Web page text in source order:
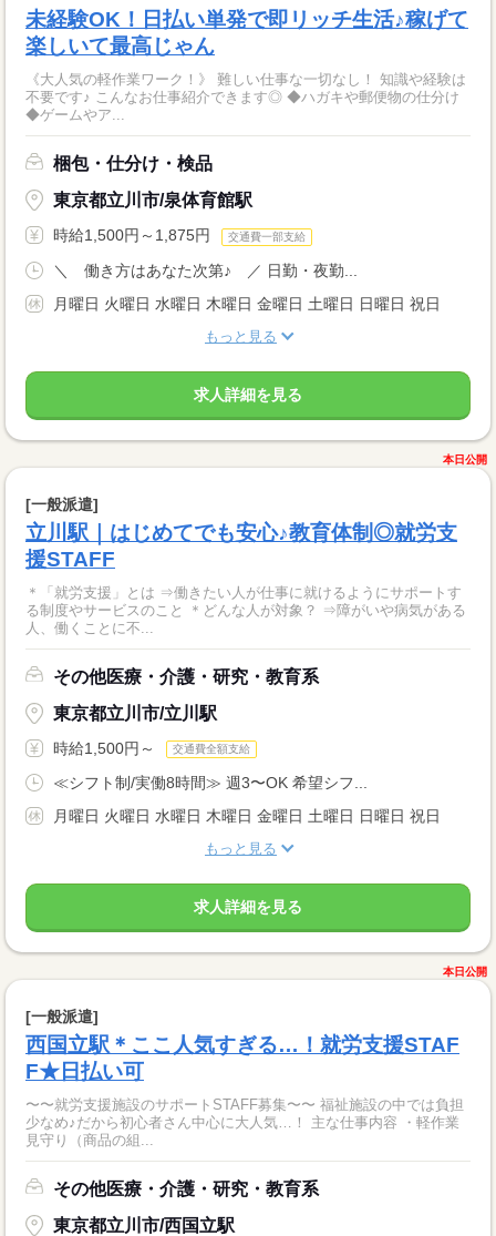
未経験OK！日払い単発で即リッチ生活♪稼げて
楽しいて最高じゃん
《大人気の軽作業ワーク！》 難しい仕事な一切なし！ 知識や経験は
不要です♪ こんなお仕事紹介できます◎ ◆ハガキや郵便物の仕分け
◆ゲームやア...
梱包・仕分け・検品
東京都立川市/泉体育館駅
時給1,500円～1,875円 交通費一部支給
＼ 働き方はあなた次第♪ ／ 日勤・夜勤...
月曜日 火曜日 水曜日 木曜日 金曜日 土曜日 日曜日 祝日
もっと見る
求人詳細を見る
本日公開
[一般派遣]
立川駅｜はじめてでも安心♪教育体制◎就労支
援STAFF
＊「就労支援」とは ⇒働きたい人が仕事に就けるようにサポートす
る制度やサービスのこと ＊どんな人が対象？ ⇒障がいや病気がある
人、働くことに不...
その他医療・介護・研究・教育系
東京都立川市/立川駅
時給1,500円～ 交通費全額支給
≪シフト制/実働8時間≫ 週3〜OK 希望シフ...
月曜日 火曜日 水曜日 木曜日 金曜日 土曜日 日曜日 祝日
もっと見る
求人詳細を見る
本日公開
[一般派遣]
西国立駅＊ここ人気すぎる…！就労支援STAF
F★日払い可
〜〜就労支援施設のサポートSTAFF募集〜〜 福祉施設の中では負担
少なめ♪だから初心者さん中心に大人気…！ 主な仕事内容 ・軽作業
見守り（商品の組...
その他医療・介護・研究・教育系
東京都立川市/西国立駅